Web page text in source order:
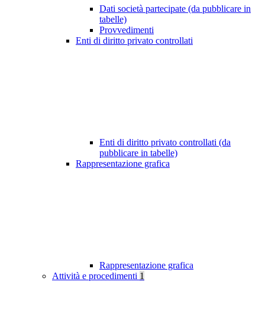
Dati società partecipate (da pubblicare in
tabelle)
Provvedimenti
Enti di diritto privato controllati
Enti di diritto privato controllati (da
pubblicare in tabelle)
Rappresentazione grafica
Rappresentazione grafica
Attività e procedimenti 1